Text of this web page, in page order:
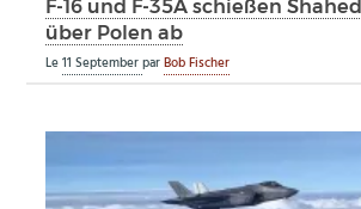
F-16 und F-35A schießen
über Polen ab
Le11 SeptemberparBob Fischer